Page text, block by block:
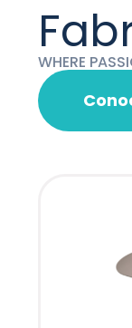
WHERE